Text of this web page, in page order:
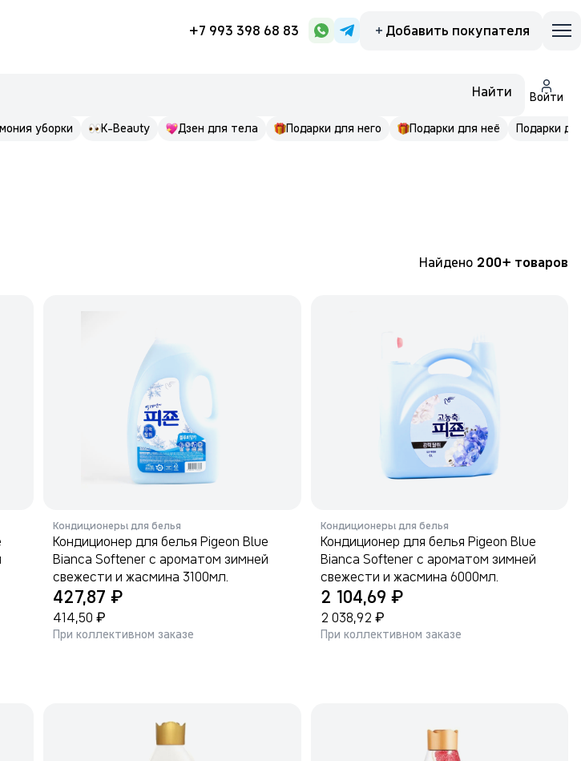
+7 993 398 68 83 Добавить покупателя
Найти Войти
уборки K-Beauty Дзен для тела Подарки для него Подарки для неё Подарки до
Найдено 200+ товаров
Кондиционеры для белья
Кондиционер для белья Pigeon Blue
Bianca Softener с ароматом зимней
свежести и жасмина 3100мл.
427,87₽
414,50₽
При коллективном заказе
Кондиционеры для белья
Кондиционер для белья Pigeon Blue
Bianca Softener с ароматом зимней
свежести и жасмина 6000мл.
2 104,69 ₽
2 038,92 ₽
При коллективном заказе